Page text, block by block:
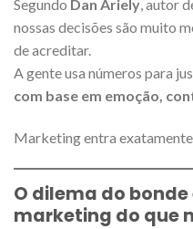
Segundo Dan Ariely, autor
nossas decisões são muito
de acreditar.
A gente usa números para
com base em emoção,
Marketing entra exatamente
O dilema do
marketing do que